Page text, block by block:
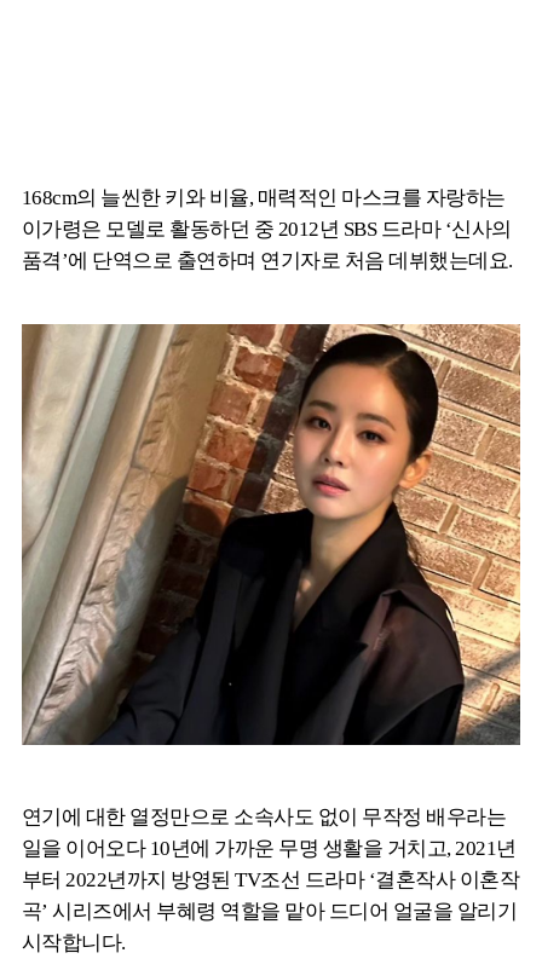
168cm의 늘씬한 키와 비율, 매력적인 마스크를 자랑하는
이가령은 모델로 활동하던 중 2012년 SBS 드라마 ‘신사의
품격’에 단역으로 출연하며 연기자로 처음 데뷔했는데요.
연기에 대한 열정만으로 소속사도 없이 무작정 배우라는
일을 이어오다 10년에 가까운 무명 생활을 거치고, 2021년
부터 2022년까지 방영된 TV조선 드라마 ‘결혼작사 이혼작
곡’ 시리즈에서 부혜령 역할을 맡아 드디어 얼굴을 알리기
시작합니다.